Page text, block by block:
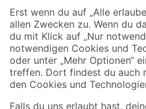
Sicher einkaufen
Jetzt die toom-App herunterladen